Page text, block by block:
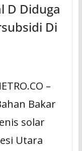
D Diduga
Di
–
Bakar
solar
Utara